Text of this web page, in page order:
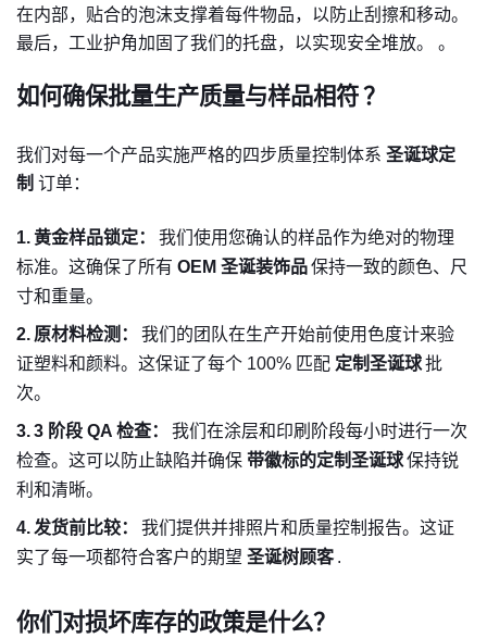
在内部，贴合的泡沫支撑着每件物品，以防止刮擦和移动。
最后，工业护角加固了我们的托盘，以实现安全堆放。 。
如何确保批量生产质量与样品相符？
我们对每一个产品实施严格的四步质量控制体系 圣诞球定
制 订单：
1.黄金样品锁定：
我们使用您确认的样品作为绝对的物理
标准。这确保了所有 OEM 圣诞装饰品保持一致的颜色、尺
寸和重量。
2. 原材料检测：
我们的团队在生产开始前使用色度计来验
证塑料和颜料。这保证了每个 100% 匹配 定制圣诞球批
次。
3.3 阶段 QA 检查：
我们在涂层和印刷阶段每小时进行一次
检查。这可以防止缺陷并确保 带徽标的定制圣诞球保持锐
利和清晰。
4.发货前比较：
我们提供并排照片和质量控制报告。这证
实了每一项都符合客户的期望 圣诞树顾客 .
你们对损坏库存的政策是什么？